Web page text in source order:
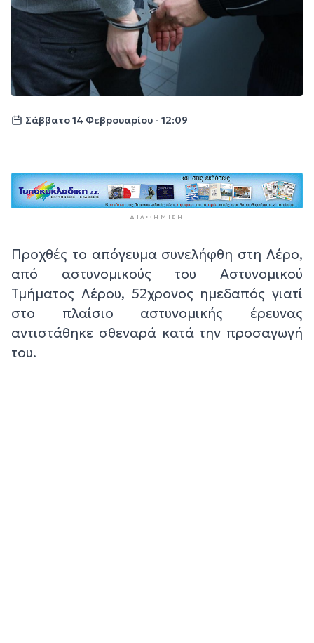
Σάββατο 14 Φεβρουαρίου - 12:09
ΔΙΑΦΉΜΙΣΗ
Προχθές το απόγευμα συνελήφθη στη Λέρο,
από αστυνομικούς του Αστυνομικού
Τμήματος Λέρου, 52χρονος ημεδαπός γιατί
στο πλαίσιο αστυνομικής έρευνας
αντιστάθηκε σθεναρά κατά την προσαγωγή
του.